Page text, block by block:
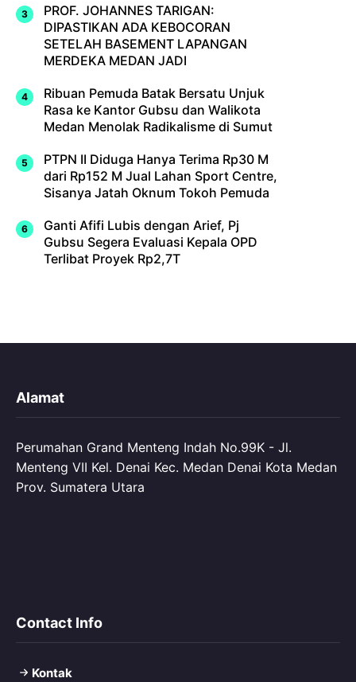
PROF. JOHANNES TARIGAN:
DIPASTIKAN ADA KEBOCORAN
SETELAH BASEMENT LAPANGAN
MERDEKA MEDAN JADI
Ribuan Pemuda Batak Bersatu Unjuk
Rasa ke Kantor Gubsu dan Walikota
Medan Menolak Radikalisme di Sumut
PTPN II Diduga Hanya Terima Rp30 M
dari Rp152 M Jual Lahan Sport Centre,
Sisanya Jatah Oknum Tokoh Pemuda
Ganti Afifi Lubis dengan Arief, Pj
Gubsu Segera Evaluasi Kepala OPD
Terlibat Proyek Rp2,7T
Alamat
Perumahan Grand Menteng Indah No.99K - Jl.
Menteng VII Kel. Denai Kec. Medan Denai Kota Medan
Prov. Sumatera Utara
Contact Info
Kontak